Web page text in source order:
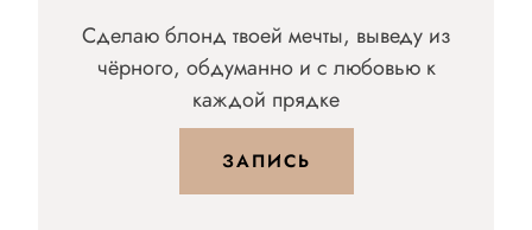
Сделаю блонд твоей мечты, выведу из
чёрного, обдуманно и с любовью к
каждой прядке
ЗАПИСЬ